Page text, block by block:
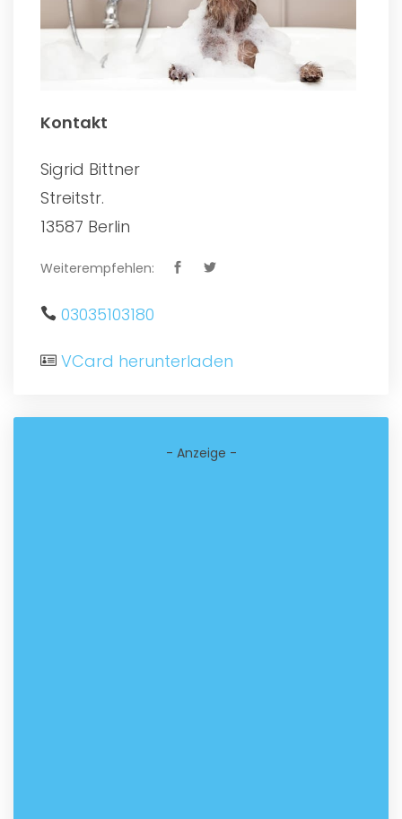
Kontakt
Sigrid Bittner
Streitstr.
13587 Berlin
Weiterempfehlen:
03035103180
VCard herunterladen
- Anzeige -